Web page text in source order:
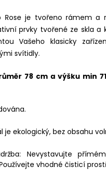
Rose je tvořeno rámem
prvky tvořené ze skla a
Vašeho klasicky
svítidly.
78 cm a výšku min
je ekologický, bez obsahu
Nevystavujte
vhodné čisticí